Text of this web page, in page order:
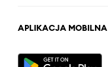
APLIKACJA MOBILNA